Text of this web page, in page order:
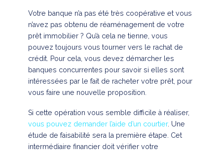
Votre banque n’a pas été très coopérative et vous
n’avez pas obtenu de réaménagement de votre
prêt immobilier ? Qu’à cela ne tienne, vous
pouvez toujours vous tourner vers le rachat de
crédit. Pour cela, vous devez démarcher les
banques concurrentes pour savoir si elles sont
intéressées par le fait de racheter votre prêt, pour
vous faire une nouvelle proposition.
Si cette opération vous semble difficile à réaliser,
vous pouvez demander l’aide d’un courtier. Une
étude de faisabilité sera la première étape. Cet
intermédiaire financier doit vérifier votre